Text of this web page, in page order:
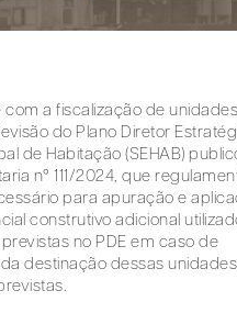
a fiscalização de unidades
do Plano Diretor
de Habitação (SEHAB)
n° 111/2024, que
para apuração e
construtivo adicional
no PDE em caso de
destinação dessas unidades